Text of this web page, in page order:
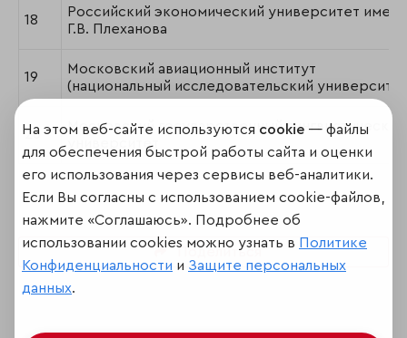
18
Российский экономический университет имени
Г.В. Плеханова
19
Московский авиационный институт
(национальный исследовательский
20
Московский государственный лингвистический
университет
Поделиться
На этом веб-сайте используются cookie — файлы
для обеспечения быстрой работы сайта и оценки
его использования через сервисы веб-аналитики.
Если Вы согласны с использованием cookie-файлов,
нажмите «Соглашаюсь». Подробнее об
использовании cookies можно узнать в Политике
Конфиденциальности и Защите персональных
данных.